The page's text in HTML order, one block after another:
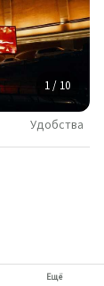
1 / 10
Удобства
Ещё